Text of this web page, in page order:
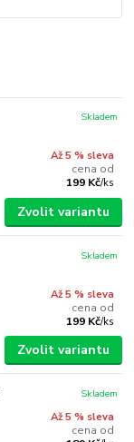
Až 5 % sleva
cena od
199 Kč/ks
Skladem
Zvolit variantu
Až 5 % sleva
cena od
199 Kč/ks
Skladem
Zvolit variantu
Až 5 % sleva
cena od
Skladem